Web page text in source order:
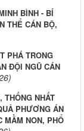
BÌNH - BÍ
THỂ CÁN BỘ,
PHÁ TRONG
ĐỘI NGŨ CÁN
THỐNG NHẤT
PHƯƠNG ÁN
MẦM NON, PHỔ